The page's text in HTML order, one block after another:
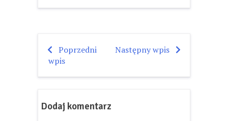
Nawigacja
wpisu
Poprzedni
wpis
Następny wpis
Dodaj komentarz